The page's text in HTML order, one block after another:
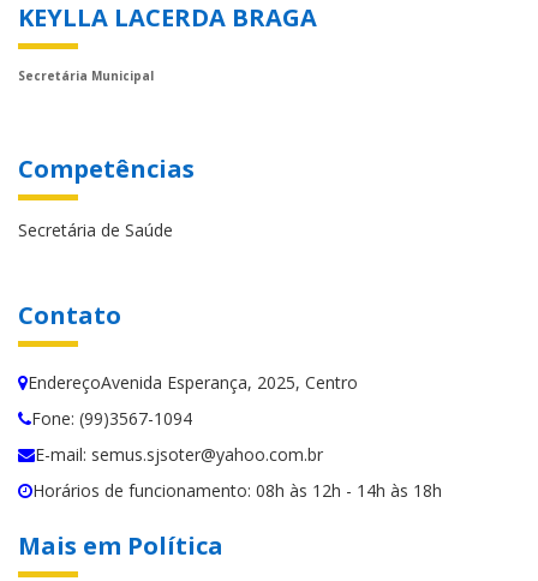
KEYLLA LACERDA BRAGA
Secretária Municipal
Competências
Secretária de Saúde
Contato
EndereçoAvenida Esperança, 2025, Centro
Fone: (99)3567-1094
E-mail: semus.sjsoter@yahoo.com.br
Horários de funcionamento: 08h às 12h - 14h às 18h
Mais em Política